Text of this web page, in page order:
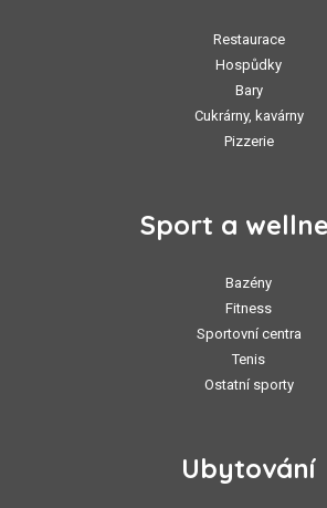
Restaurace
Hospůdky
Bary
Cukrárny, kavárny
Pizzerie
Sport a
Bazény
Fitness
Sportovní centra
Tenis
Ostatní sporty
Ubytování